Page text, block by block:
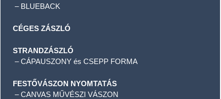
– BLUEBACK
CÉGES ZÁSZLÓ
STRANDZÁSZLÓ
– CÁPAUSZONY és CSEPP FORMA
FESTŐVÁSZON NYOMTATÁS
– CANVAS MŰVÉSZI VÁSZON